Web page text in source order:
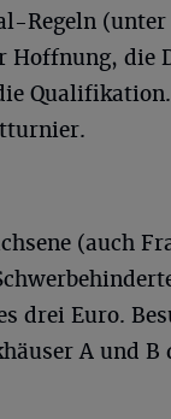
Regeln
Hoffnung, die
(auch
drei Euro.
A und